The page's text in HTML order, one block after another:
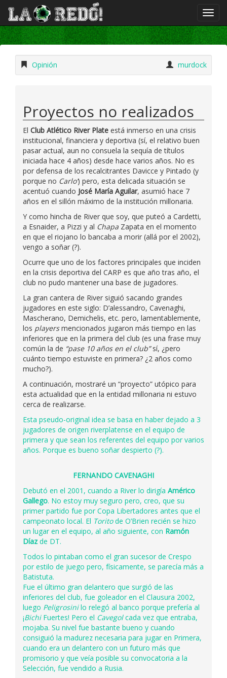
Opinión murdock
Proyectos no realizados
El Club Atlético River Plate está inmerso en una crisis
institucional, financiera y deportiva (sí, el relativo buen
pasar actual, aun no consuela la sequía de títulos
iniciada hace 4 años) desde hace varios años. No es
por defensa de los recalcitrantes Davicce y Pintado (y
porque no Carlo’) pero, esta delicada situación se
acentuó cuando José María Aguilar, asumió hace 7
años en el sillón máximo de la institución millonaria.
Y como hincha de River que soy, que puteó a Cardetti,
a Esnaider, a Pizzi y al Chapa Zapata en el momento
en que el riojano lo bancaba a morir (allá por el 2002),
vengo a soñar (?).
Ocurre que uno de los factores principales que inciden
en la crisis deportiva del CARP es que año tras año, el
club no pudo mantener una base de jugadores.
La gran cantera de River siguió sacando grandes
jugadores en este siglo: D’alessandro, Cavenaghi,
Mascherano, Demichelis, etc. pero, lamentablemente,
los playersmencionados jugaron más tiempo en las
inferiores que en la primera del club (es una frase muy
común la de “pase 10 años en el club”sí, ¿pero
cuánto tiempo estuviste en primera? ¿2 años como
mucho?).
A continuación, mostraré un “proyecto” utópico para
esta actualidad que en la entidad millonaria ni estuvo
cerca de realizarse.
Esta pseudo-original idea se basa en haber dejado a 3
jugadores de origen riverplatense en el equipo de
primera y que sean los referentes del equipo por varios
años. Porque es bueno soñar despierto (?).
FERNANDO CAVENAGHI
Debutó en el 2001, cuando a River lo dirigía Américo
Gallego. No estoy muy seguro pero, creo, que su
primer partido fue por Copa Libertadores antes que el
campeonato local. El Toritode O’Brien recién se hizo
un lugar en el equipo, al año siguiente, con Ramón
Díazde DT.
Todos lo pintaban como el gran sucesor de Crespo
por estilo de juego pero, físicamente, se parecía más a
Batistuta.
Fue el último gran delantero que surgió de las
inferiores del club, fue goleador en el Clausura 2002,
luego Peligrosinilo relegó al banco porque prefería al
¡BichiFuertes! Pero el Cavegolcada vez que entraba,
mojaba. Su nivel fue bastante bueno y cuando
consiguió la madurez necesaria para jugar en Primera,
cuando era un delantero con un futuro más que
promisorio y que veía posible su convocatoria a la
Selección, fue vendido a Rusia.